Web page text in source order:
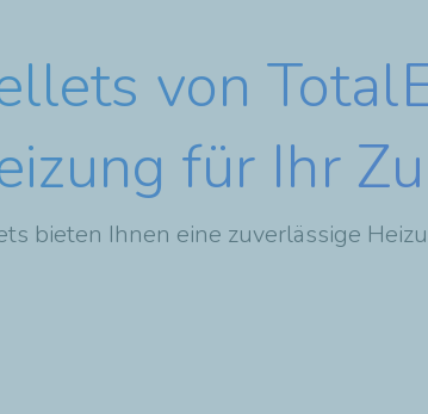
von
für Ihr
bieten Ihnen eine zuverlässige